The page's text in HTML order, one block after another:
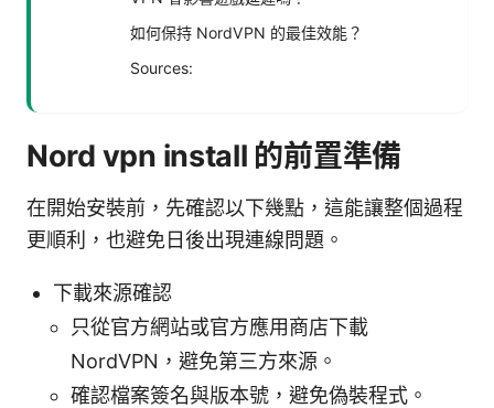
如何保持 NordVPN 的最佳效能？
Sources:
Nord vpn install 的前置準備
在開始安裝前，先確認以下幾點，這能讓整個過程
更順利，也避免日後出現連線問題。
下載來源確認
只從官方網站或官方應用商店下載
NordVPN，避免第三方來源。
確認檔案簽名與版本號，避免偽裝程式。